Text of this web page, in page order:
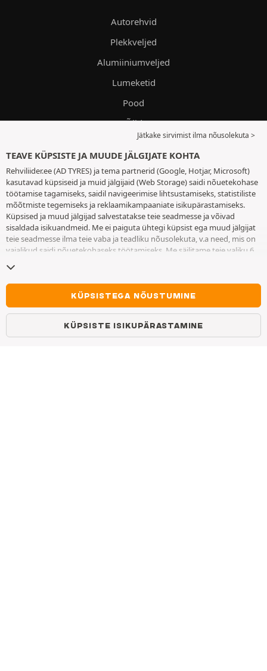
Autorehvid
Plekkveljed
Alumiiniumveljed
Lumeketid
Pood
Õlid
Rehvi juhend
Kättetoimetamine ja paigaldamine
KASUTAJATUGI
E–R 10–18
WhatsApp
Messenger
Kontakt
KKK
Jätkake sirvimist ilma nõusolekuta >
TEAVE KÜPSISTE JA MUUDE JÄLGIJATE KOHTA
Rehviliider.ee (AD TYRES) ja tema partnerid (Google, Hotjar, Microsoft)
kasutavad küpsiseid ja muid jälgijaid (Web Storage) saidi nõuetekohase
töötamise tagamiseks, saidil navigeerimise lihtsustamiseks, statistiliste
mõõtmiste tegemiseks ja reklaamikampaaniate isikupärastamiseks.
Küpsised ja muud jälgijad salvestatakse teie seadmesse ja võivad
sisaldada isikuandmeid. Me ei paiguta ühtegi küpsist ega muud jälgijat
teie seadmesse ilma teie vaba ja teadliku nõusolekuta, v.a need, mis on
vajalikud saidi nõuetekohaseks töötamiseks. Me säilitame teie valiku 6
muude jälgijate lehele
nõusolekut küpsiste ja muude jälgijate teie seadmesse paigutamiseks.
Keeldumine ei takista juurdepääsu teenustele AD TYRES. Lisateabe
saamiseks vaadakeküpsiste ja muude jälgijate lehte.
KÜPSISTEGA NÕUSTUMINE
KÜPSISTE ISIKUPÄRASTAMINE